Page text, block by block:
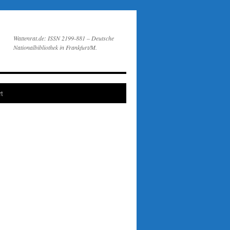
Wattenrat.de: ISSN 2199-881 – Deutsche
Nationalbibliothek in Frankfurt/M.